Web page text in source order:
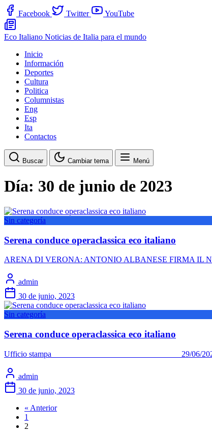
Facebook Twitter YouTube
Eco Italiano Noticias de Italia para el mundo
Inicio
Información
Deportes
Cultura
Politica
Columnistas
Eng
Esp
Ita
Contactos
Buscar Cambiar tema Menú
Día: 30 de junio de 2023
Sin categoría
Serena conduce operaclassica eco italiano
ARENA DI VERONA: ANTONIO ALBANESE FIRMA IL
admin
30 de junio, 2023
Sin categoría
Serena conduce operaclassica eco italiano
Ufficio stampa 29/06/2023 L’AIDA “DI
admin
30 de junio, 2023
« Anterior
1
2